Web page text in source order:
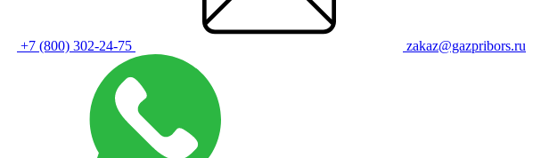
+7 (800) 302-24-75 zakaz@gazpribors.ru